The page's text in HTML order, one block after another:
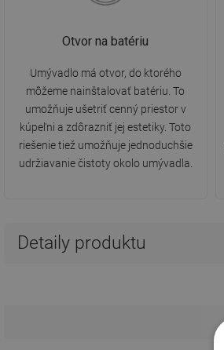
Otvor na batériu
Umývadlo má otvor, do ktorého
môžeme nainštalovať batériu. To
umožňuje ušetriť cenný priestor v
kúpeľni a zdôrazniť jej estetiky. Toto
riešenie tiež umožňuje jednoduchšie
udržiavanie čistoty okolo umývadla.
Detaily produktu